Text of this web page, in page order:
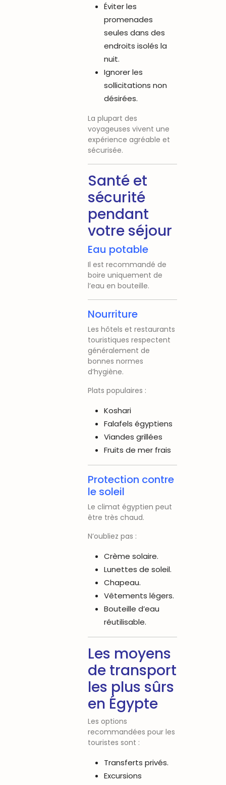
Éviter les
promenades
seules dans des
endroits isolés la
nuit.
Ignorer les
sollicitations non
désirées.
La plupart des
voyageuses vivent une
expérience agréable et
sécurisée.
Santé et
sécurité
pendant
votre séjour
Eau potable
Il est recommandé de
boire uniquement de
l’eau en bouteille.
Nourriture
Les hôtels et restaurants
touristiques respectent
généralement de
bonnes normes
d’hygiène.
Plats populaires :
Koshari
Falafels égyptiens
Viandes grillées
Fruits de mer frais
Protection contre
le soleil
Le climat égyptien peut
être très chaud.
N’oubliez pas :
Crème solaire.
Lunettes de soleil.
Chapeau.
Vêtements légers.
Bouteille d’eau
réutilisable.
Les moyens
de transport
les plus sûrs
en Égypte
Les options
recommandées pour les
touristes sont :
Transferts privés.
Excursions